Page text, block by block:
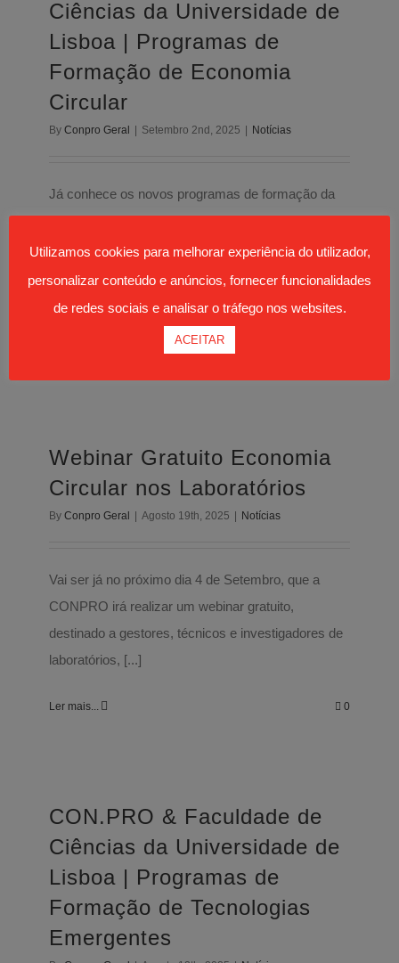
Ciências da Universidade de
Lisboa | Programas de
Formação de Economia
Circular
By Conpro Geral Setembro 2nd, 2025 Notícias
Já conhece os novos programas de formação da
Economia Circular, desenvolvidos com a
Faculdade de Ciências da Universidade de Lisboa
(CIÊNCIAS)? Conheça agora mesmo as novidades
[...]
Notícias
Webinar Gratuito Economia
Circular nos Laboratórios
By Conpro Geral Agosto 19th, 2025 Notícias
Vai ser já no próximo dia 4 de Setembro, que a
CONPRO irá realizar um webinar gratuito,
destinado a gestores, técnicos e investigadores de
laboratórios, [...]
Ler mais... 0
Emergentes
Notícias
CON.PRO & Faculdade de
Ciências da Universidade de
Lisboa | Programas de
Formação de Tecnologias
Emergentes
Utilizamos cookies para melhorar experiência do utilizador,
personalizar conteúdo e anúncios, fornecer funcionalidades
de redes sociais e analisar o tráfego nos websites.
ACEITAR